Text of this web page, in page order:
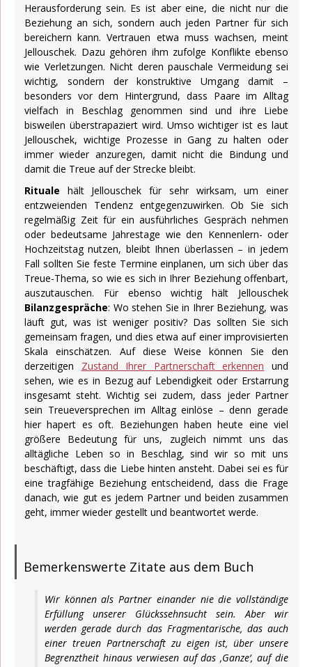
Herausforderung sein. Es ist aber eine, die nicht nur die
Beziehung an sich, sondern auch jeden Partner für sich
bereichern kann. Vertrauen etwa muss wachsen, meint
Jellouschek. Dazu gehören ihm zufolge Konflikte ebenso
wie Verletzungen. Nicht deren pauschale Vermeidung sei
wichtig, sondern der konstruktive Umgang damit –
besonders vor dem Hintergrund, dass Paare im Alltag
vielfach in Beschlag genommen sind und ihre Liebe
bisweilen überstrapaziert wird. Umso wichtiger ist es laut
Jellouschek, wichtige Prozesse in Gang zu halten oder
immer wieder anzuregen, damit nicht die Bindung und
damit die Treue auf der Strecke bleibt.
Rituale hält Jellouschek für sehr wirksam, um einer
entzweienden Tendenz entgegenzuwirken. Ob Sie sich
regelmäßig Zeit für ein ausführliches Gespräch nehmen
oder bedeutsame Jahrestage wie den Kennenlern- oder
Hochzeitstag nutzen, bleibt Ihnen überlassen – in jedem
Fall sollten Sie feste Termine einplanen, um sich über das
Treue-Thema, so wie es sich in Ihrer Beziehung offenbart,
auszutauschen. Für ebenso wichtig hält Jellouschek
Bilanzgespräche: Wo stehen Sie in Ihrer Beziehung, was
läuft gut, was ist weniger positiv? Das sollten Sie sich
gemeinsam fragen, und dies etwa auf einer improvisierten
Skala einschätzen. Auf diese Weise können Sie den
derzeitigen Zustand Ihrer Partnerschaft erkennen und
sehen, wie es in Bezug auf Lebendigkeit oder Erstarrung
insgesamt steht. Wichtig sei zudem, dass jeder Partner
sein Treueversprechen im Alltag einlöse – denn gerade
hier hapert es oft. Beziehungen haben heute eine viel
größere Bedeutung für uns, zugleich nimmt uns das
alltägliche Leben so in Beschlag, sind wir so mit uns
beschäftigt, dass die Liebe hinten ansteht. Dabei sei es für
eine tragfähige Beziehung entscheidend, dass die Frage
danach, wie gut es jedem Partner und beiden zusammen
geht, immer wieder gestellt und beantwortet werde.
Bemerkenswerte Zitate aus dem Buch
Wir können als Partner einander nie die vollständige
Erfüllung unserer Glückssehnsucht sein. Aber wir
werden gerade durch das Fragmentarische, das auch
einer treuen Partnerschaft zu eigen ist, über unsere
Begrenztheit hinaus verwiesen auf das ‚Ganze‘, auf die